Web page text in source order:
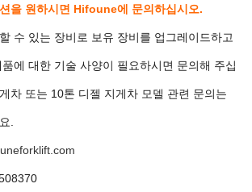
을 원하시면 Hifoune에 문의하십시오.
수 있는 장비로 보유 장비를 업그레이드하고
에 대한 기술 사양이 필요하시면 문의해 주십
차 또는 10톤 디젤 지게차 모델 관련 문의는
.